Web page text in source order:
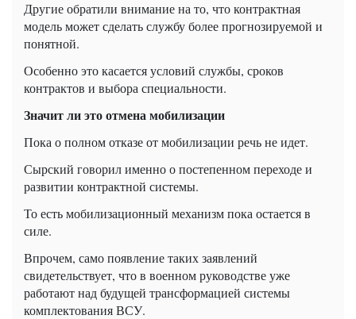
Другие обратили внимание на то, что контрактная
модель может сделать службу более прогнозируемой и
понятной.
Особенно это касается условий службы, сроков
контрактов и выбора специальности.
Значит ли это отмена мобилизации
Пока о полном отказе от мобилизации речь не идет.
Сырский говорил именно о постепенном переходе и
развитии контрактной системы.
То есть мобилизационный механизм пока остается в
силе.
Впрочем, само появление таких заявлений
свидетельствует, что в военном руководстве уже
работают над будущей трансформацией системы
комплектования ВСУ.